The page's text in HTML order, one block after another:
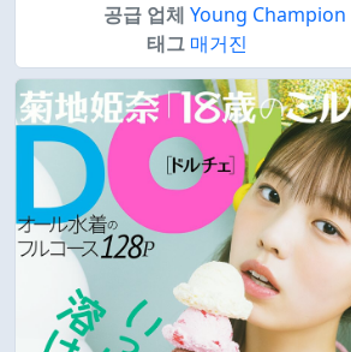
공급 업체 Young Champion
태그 매거진